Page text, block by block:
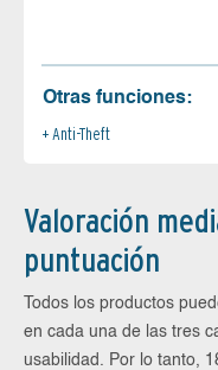
Otras funciones:
Anti-Theft
Valoración
puntuación
Todos los productos
en cada una de las tres
usabilidad. Por lo tanto,